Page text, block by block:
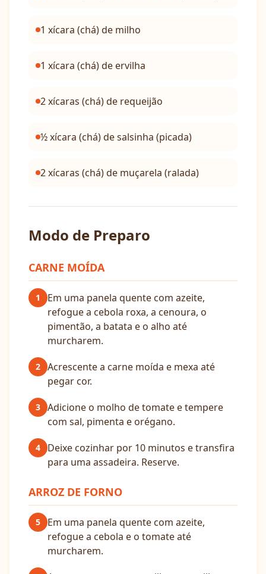
1 xícara (chá) de milho
1 xícara (chá) de ervilha
2 xícaras (chá) de requeijão
½ xícara (chá) de salsinha (picada)
2 xícaras (chá) de muçarela (ralada)
Modo de Preparo
CARNE MOÍDA
1
Em uma panela quente com azeite,
refogue a cebola roxa, a cenoura, o
pimentão, a batata e o alho até
murcharem.
2
Acrescente a carne moída e mexa até
pegar cor.
3
Adicione o molho de tomate e tempere
com sal, pimenta e orégano.
4
Deixe cozinhar por 10 minutos e transfira
para uma assadeira. Reserve.
ARROZ DE FORNO
5
Em uma panela quente com azeite,
refogue a cebola e o tomate até
murcharem.